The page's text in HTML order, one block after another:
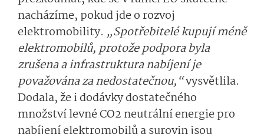
nacházíme, pokud jde o rozvoj
elektromobility. „Spotřebitelé kupují méně
elektromobilů, protože podpora byla
zrušena a infrastruktura nabíjení je
považována za nedostatečnou,“vysvětlila.
Dodala, že i dodávky dostatečného
množství levné CO2 neutrální energie pro